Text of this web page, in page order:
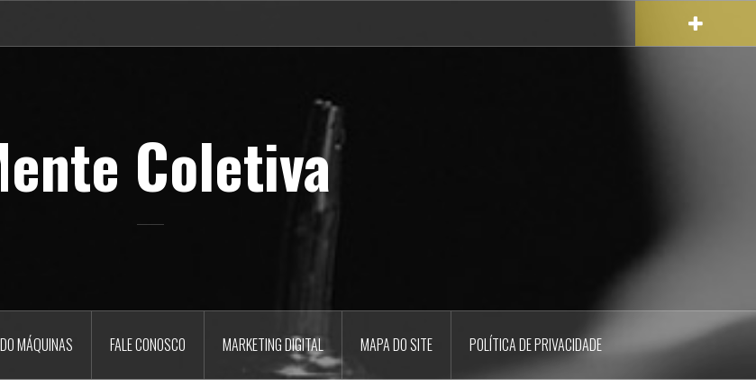
Coletiva
MÁQUINAS FALE CONOSCO MARKETING DIGITAL MAPA DO SITE POLÍTICA DE PRIVACIDADE